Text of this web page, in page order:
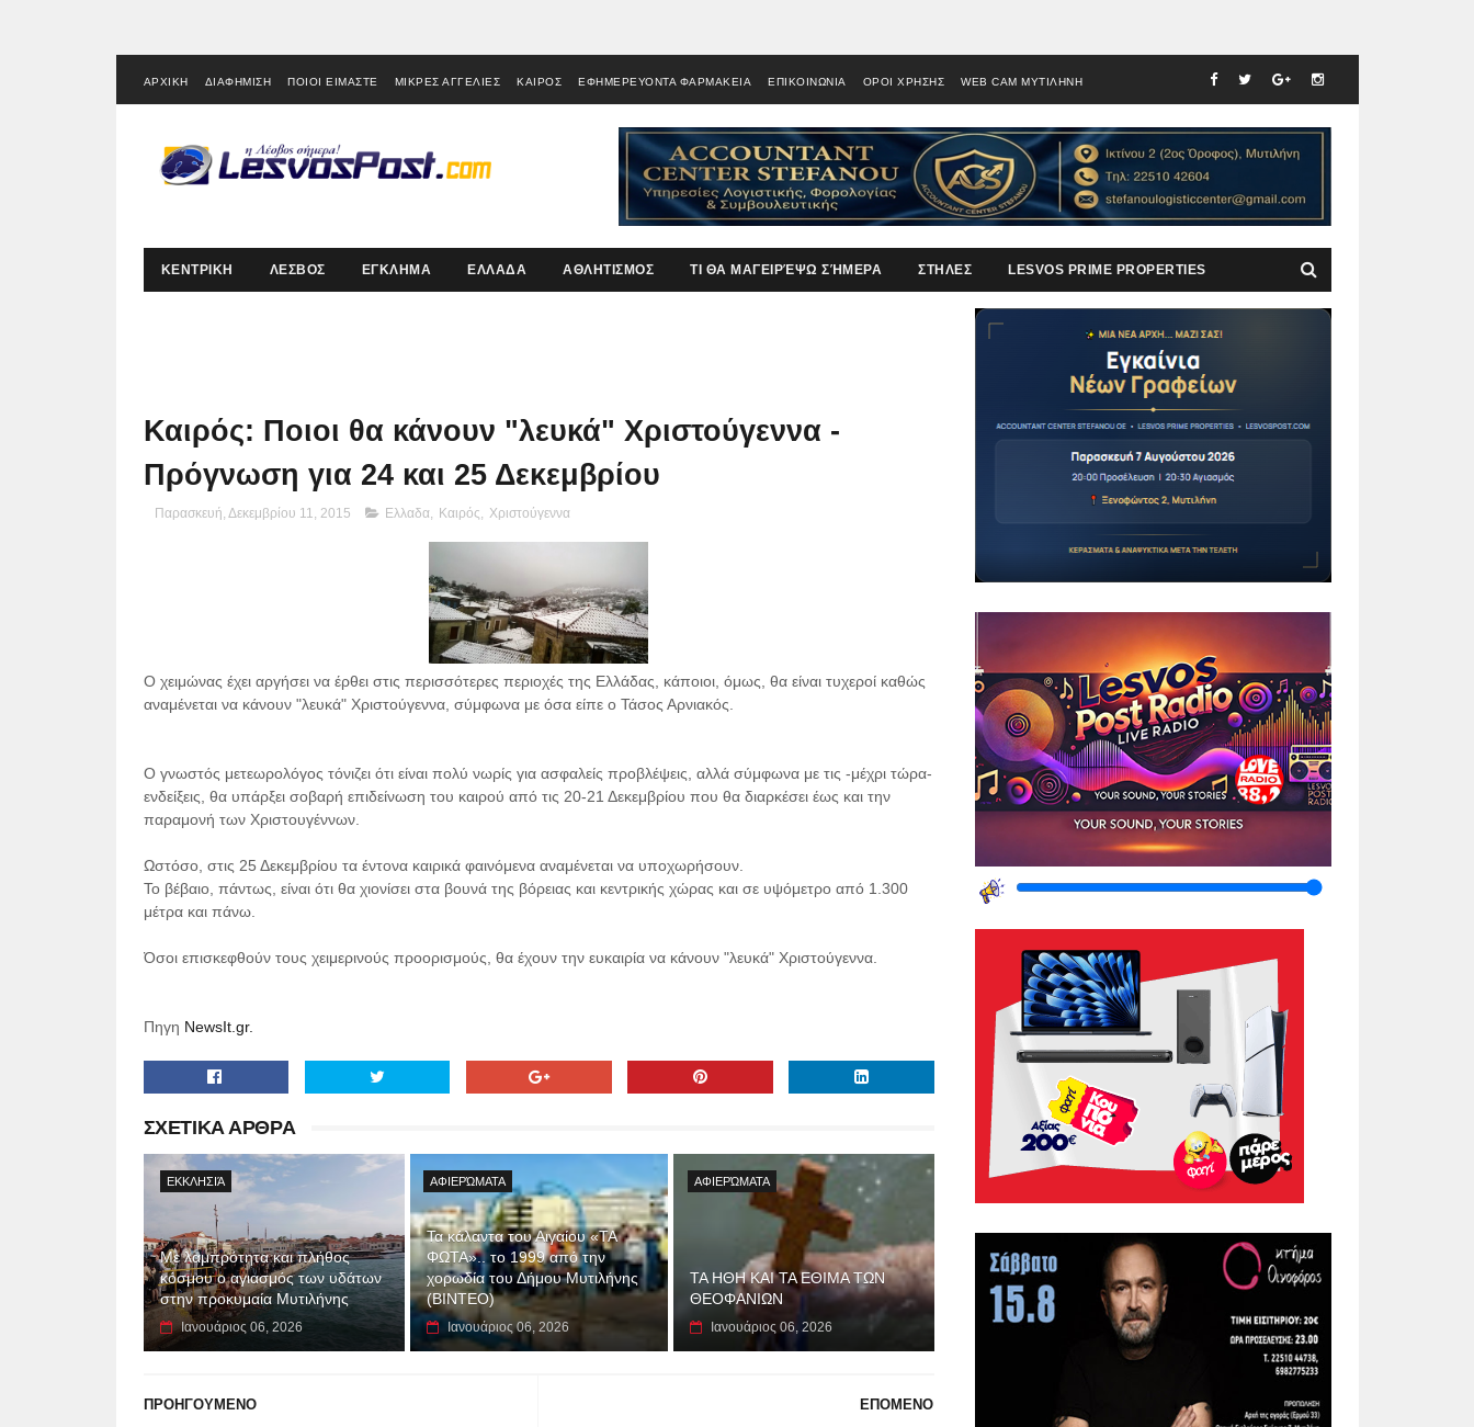
ΑΡΧΙΚΗ ΔΙΑΦΗΜΙΣΗ ΠΟΙΟΙ ΕΙΜΑΣΤΕ ΜΙΚΡΕΣ ΑΓΓΕΛΙΕΣ ΚΑΙΡΟΣ ΕΦΗΜΕΡΕΥΟΝΤΑ ΦΑΡΜΑΚΕΙΑ ΕΠΙΚΟΙΝΩΝΙΑ ΟΡΟΙ ΧΡΗΣΗΣ WEB CAM ΜΥΤΙΛΗΝΗ
ΚΕΝΤΡΙΚΗ ΛΕΣΒΟΣ ΕΓΚΛΗΜΑ ΕΛΛΑΔΑ ΑΘΛΗΤΙΣΜΟΣ ΤΙ ΘΑ ΜΑΓΕΙΡΈΨΩ ΣΉΜΕΡΑ ΣΤΗΛΕΣ LESVOS PRIME PROPERTIES
Καιρός: Ποιοι θα κάνουν "λευκά" Χριστούγεννα -
Πρόγνωση για 24 και 25 Δεκεμβρίου
Παρασκευή, Δεκεμβρίου 11, 2015 Ελλαδα, Καιρός, Χριστούγεννα
Ο χειμώνας έχει αργήσει να έρθει στις περισσότερες περιοχές της Ελλάδας, κάποιοι, όμως, θα είναι τυχεροί καθώς
αναμένεται να κάνουν "λευκά" Χριστούγεννα, σύμφωνα με όσα είπε ο Τάσος Αρνιακός.
Ο γνωστός μετεωρολόγος τόνιζει ότι είναι πολύ νωρίς για ασφαλείς προβλέψεις, αλλά σύμφωνα με τις -μέχρι τώρα-
ενδείξεις, θα υπάρξει σοβαρή επιδείνωση του καιρού από τις 20-21 Δεκεμβρίου που θα διαρκέσει έως και την
παραμονή των Χριστουγέννων.
Ωστόσο, στις 25 Δεκεμβρίου τα έντονα καιρικά φαινόμενα αναμένεται να υποχωρήσουν.
Το βέβαιο, πάντως, είναι ότι θα χιονίσει στα βουνά της βόρειας και κεντρικής χώρας και σε υψόμετρο από 1.300
μέτρα και πάνω.
Όσοι επισκεφθούν τους χειμερινούς προορισμούς, θα έχουν την ευκαιρία να κάνουν "λευκά" Χριστούγεννα.
Πηγη NewsIt.gr.
ΣΧΕΤΙΚΑ ΑΡΘΡΑ
ΕΚΚΛΗΣΙΆ
Με λαμπρότητα και πλήθος
κόσμου ο αγιασμός των υδάτων
στην προκυμαία Μυτιλήνης
Ιανουάριος 06, 2026
ΑΦΙΕΡΏΜΑΤΑ
Τα κάλαντα του Αιγαίου «ΤΑ
ΦΩΤΑ».. το 1999 από την
χορωδία του Δήμου Μυτιλήνης
(ΒΙΝΤΕΟ)
Ιανουάριος 06, 2026
ΑΦΙΕΡΏΜΑΤΑ
ΤΑ ΗΘΗ ΚΑΙ ΤΑ ΕΘΙΜΑ ΤΩΝ
ΘΕΟΦΑΝΙΩΝ
Ιανουάριος 06, 2026
ΕΠΟΜΕΝΟ
ΠΡΟΗΓΟΥΜΕΝΟ